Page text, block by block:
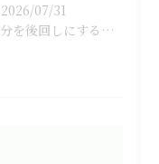
2026/07/31
自分を後回しにするのをやめると人生が変わる！